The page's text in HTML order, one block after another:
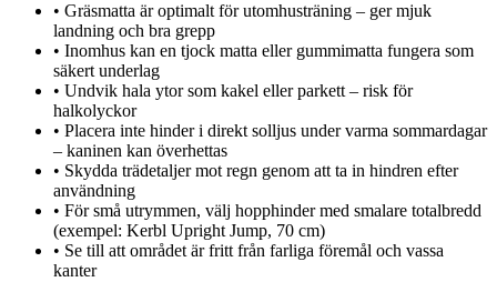
• Gräsmatta är optimalt för utomhusträning – ger mjuk
landning och bra grepp
• Inomhus kan en tjock matta eller gummimatta fungera som
säkert underlag
• Undvik hala ytor som kakel eller parkett – risk för
halkolyckor
• Placera inte hinder i direkt solljus under varma sommardagar
– kaninen kan överhettas
• Skydda trädetaljer mot regn genom att ta in hindren efter
användning
• För små utrymmen, välj hopphinder med smalare totalbredd
(exempel: Kerbl Upright Jump, 70 cm)
• Se till att området är fritt från farliga föremål och vassa
kanter